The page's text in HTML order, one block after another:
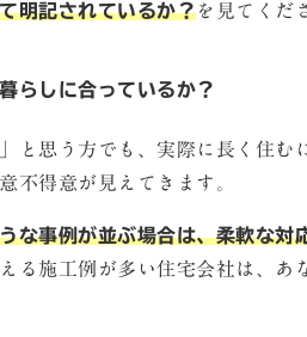
明記されているか？を見てくだ
らしに合っているか？
と思う方でも、実際に長く住
不得意が見えてきます。
な事例が並ぶ場合は、柔軟な対
る施工例が多い住宅会社は、あ